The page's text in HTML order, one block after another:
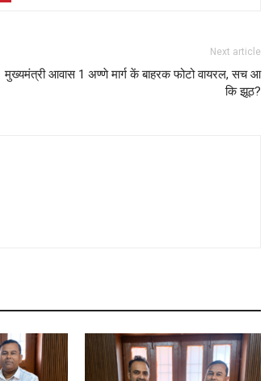
Next article
मुख्यमंत्री आवास 1 अण्णे मार्ग कें बाहरक फोटो वायरल, सच आ
कि झूठ?